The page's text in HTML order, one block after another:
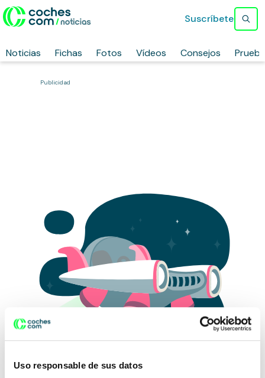
Uso responsable de sus datos
Noticias Fichas Fotos Vídeos Consejos
Suscríbete
Publicidad